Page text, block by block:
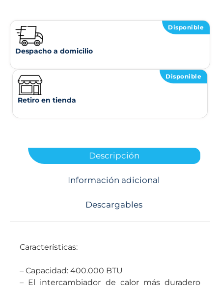
Disponible
Despacho a domicilio
Disponible
Retiro en tienda
Descripción
Información adicional
Descargables
Características:
– Capacidad: 400.000 BTU
– El intercambiador de calor más duradero